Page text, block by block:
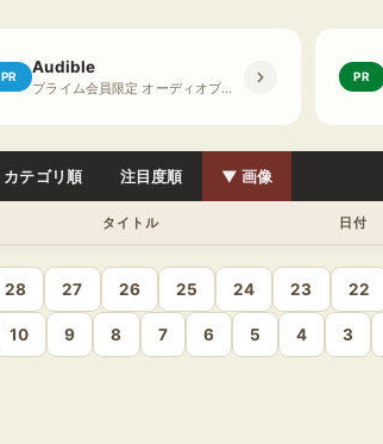
PR Audible
プライム会員限定 オーディオブック ・ 30日間無料体験
PR
カテゴリ順 注目度順 ▼ 画像
タイトル 日付
28 27 26 25 24 23 22
10 9 8 7 6 5 4 3